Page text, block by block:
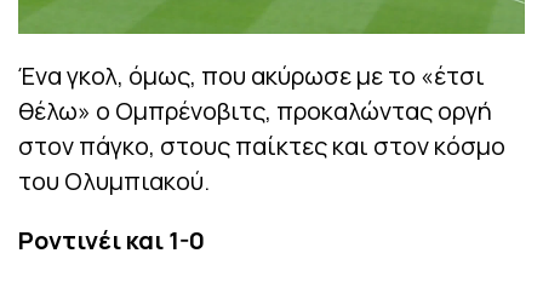
Ένα γκολ, όμως, που ακύρωσε με το «έτσι
θέλω» ο Ομπρένοβιτς, προκαλώντας οργή
στον πάγκο, στους παίκτες και στον κόσμο
του Ολυμπιακού.
Ροντινέι και 1-0